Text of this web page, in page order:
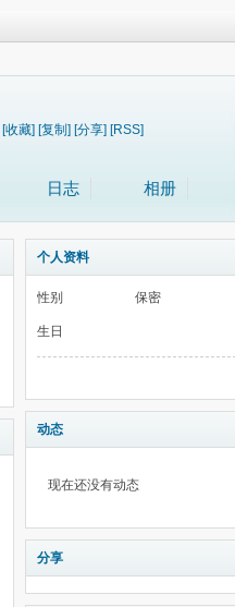
[收藏] [复制] [分享] [RSS]
日志 相册
个人资料
性别 保密
生日
动态
现在还没有动态
分享